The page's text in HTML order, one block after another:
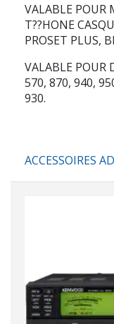
VALABLE POUR
T??HONE
PROSET PLUS,
VALABLE POUR
570, 870, 940,
930.
ACCESSOIRES